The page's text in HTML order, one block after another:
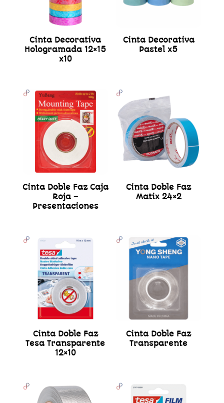
Cinta Decorativa
Hologramada 12×15
x10
Cinta Decorativa
Pastel x5
Cinta Doble Faz Caja
Roja –
Presentaciones
Cinta Doble Faz
Matix 24×2
Cinta Doble Faz
Tesa Transparente
12×10
Cinta Doble Faz
Transparente